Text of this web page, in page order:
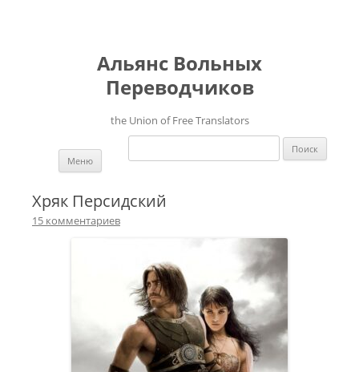
Альянс Вольных
Переводчиков
the Union of Free Translators
Найти:
Меню
Хряк Персидский
15 комментариев